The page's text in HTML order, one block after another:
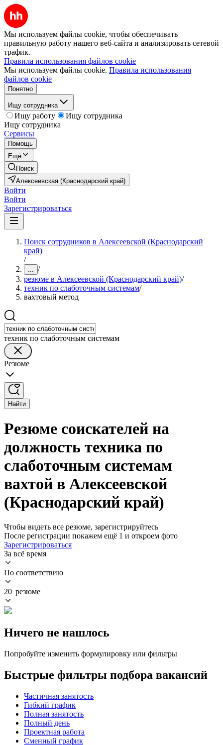
Мы используем файлы cookie, чтобы обеспечивать
правильную работу нашего веб-сайта и анализировать сетевой
трафик.
Правила использования файлов cookie
Мы используем файлы cookie. Правила использования
файлов cookie
Понятно
Ищу сотрудника
Ищу работу
Ищу сотрудника
Ищу сотрудника
Сервисы
Помощь
Ещё
Поиск
Алексеевская (Краснодарский край)
Войти
Войти
Зарегистрироваться
Поиск сотрудников в Алексеевской (Краснодарский
край)
/
... /
резюме в Алексеевской (Краснодарский край)/
техник по слаботочным системам/
вахтовый метод
техник по слаботочным системам
Резюме
Найти
Резюме соискателей на
должность техника по
слаботочным системам
вахтой в Алексеевской
(Краснодарский край)
Чтобы видеть все резюме, зарегистрируйтесь
После регистрации покажем ещё 1 и откроем фото
Зарегистрироваться
За всё время
По соответствию
20 резюме
Ничего не нашлось
Попробуйте изменить формулировку или фильтры
Быстрые фильтры подбора вакансий
Частичная занятость
Гибкий график
Полная занятость
Полный день
Проектная работа
Сменный график